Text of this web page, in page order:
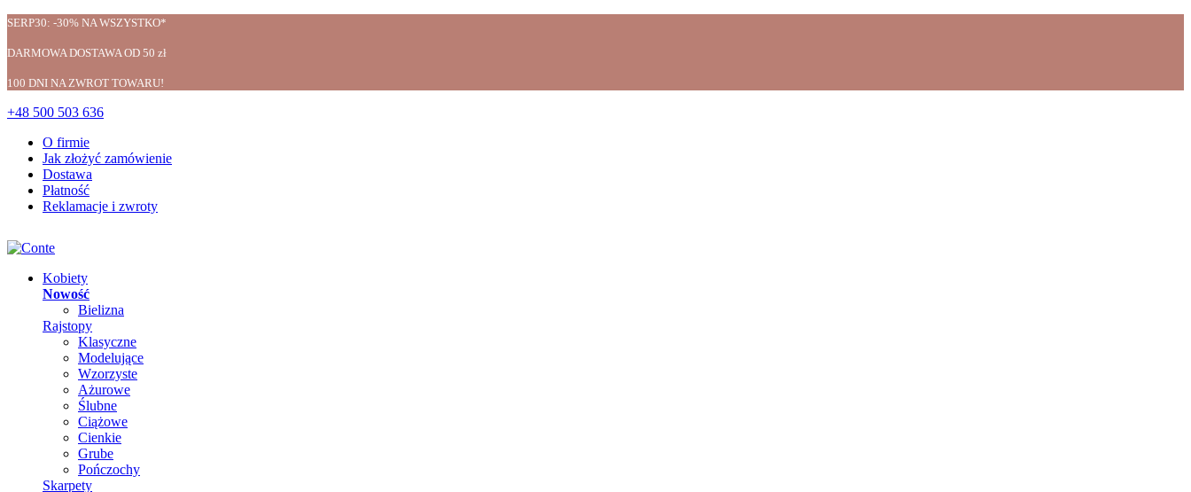
SERP30: -30% NA WSZYSTKO*
DARMOWA DOSTAWA OD 50 zł
100 DNI NA ZWROT TOWARU!
+48 500 503 636
O firmie
Jak złożyć zamówienie
Dostawa
Płatność
Reklamacje i zwroty
Kobiety
Nowość
Bielizna
Rajstopy
Klasyczne
Modelujące
Wzorzyste
Ażurowe
Ślubne
Ciążowe
Cienkie
Grube
Pończochy
Skarpety